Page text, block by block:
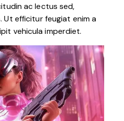
ac lectus sed,
Ut efficitur feugiat enim a
vehicula imperdiet.